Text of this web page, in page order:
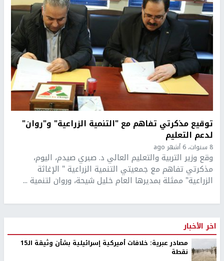
توقيع مذكرتي تفاهم مع "التنمية الزراعية" و"روان"
لدعم التعليم
8 سنوات، 6 أشهر ago
وقع وزير التربية والتعليم العالي د. صبري صيدم، اليوم،
مذكرتي تفاهم مع جمعيتي التنمية الزراعية " الإغاثة
الزراعية" ممثلة بمديرها العام خليل شيحة، وروان لتنمية ...
اخر الأخبار
مصادر عبرية: خلافات أميركية إسرائيلية بشأن وثيقة الـ15
نقطة